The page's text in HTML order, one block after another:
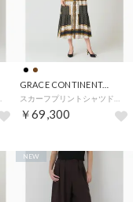
GRACE CONTINENTAL
￥69,300
NEW